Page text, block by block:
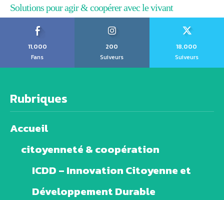
Solutions pour agir & coopérer avec le vivant
11,000
Fans
200
Suiveurs
18,000
Suiveurs
Rubriques
Accueil
citoyenneté & coopération
ICDD – Innovation Citoyenne et
Développement Durable